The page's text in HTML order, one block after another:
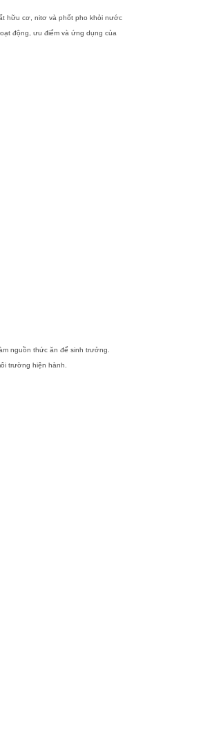
hữu cơ, nitơ và phốt pho khỏi nước
động, ưu điểm và ứng dụng của
nguồn thức ăn để sinh trưởng.
trường hiện hành.